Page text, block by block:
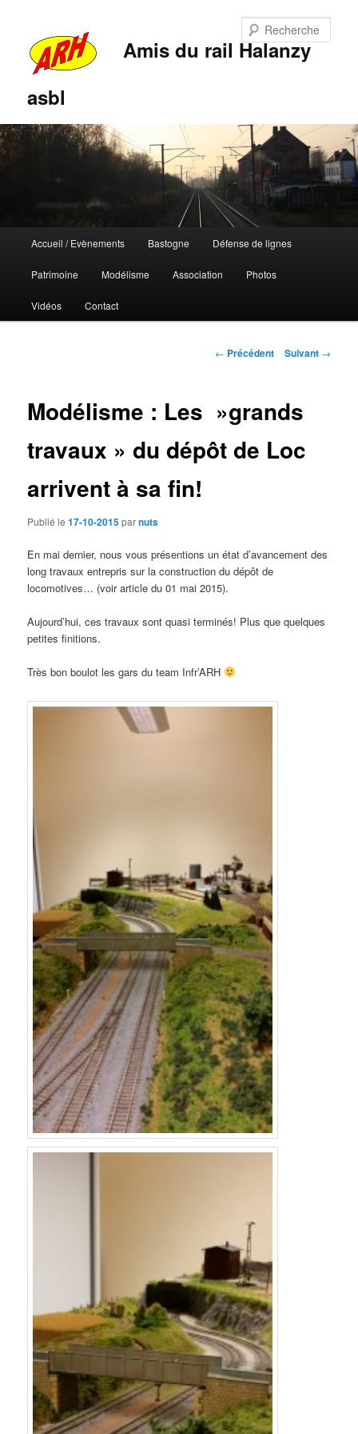
Amis du rail Halanzy
asbl
principal
Aller
au
contenu
Aller
au
contenu
Accueil / Evènements Bastogne Défense de lignes
Patrimoine Modélisme Association Photos
Vidéos Contact
Navigation
← Précédent Suivant →
Modélisme : Les »grands
travaux » du dépôt de Loc
arrivent à sa fin!
Publié le17-10-2015parnuts
En mai dernier, nous vous présentions un état d’avancement des
long travaux entrepris sur la construction du dépôt de
locomotives… (voir article du 01 mai 2015).
Aujourd’hui, ces travaux sont quasi terminés! Plus que quelques
petites finitions.
Très bon boulot les gars du team Infr’ARH